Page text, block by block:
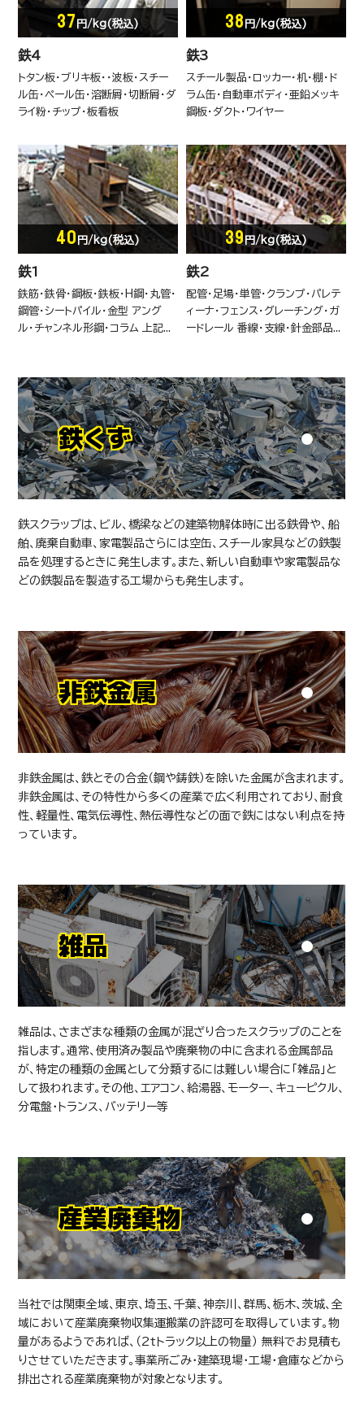
混合廃棄物A
37 円/kg(税込)
鉄4
トタン板・ブリキ板・・波板・スチー
ル缶・ペール缶・溶断屑・切断屑・ダ
ライ粉・チップ・板看板
38 円/kg(税込)
鉄3
スチール製品・ロッカー・机・棚・ド
ラム缶・自動車ボディ・亜鉛メッキ
鋼板・ダクト・ワイヤー
40 円/kg(税込)
鉄1
鉄筋・鉄骨・鋼板・鉄板・H鋼・丸管・
鋼管・シートパイル・金型 アング
ル・チャンネル形鋼・コラム 上記...
39円/kg(税込)
鉄2
配管・足場・単管・クランプ・パレテ
ィーナ・フェンス・グレーチング・ガ
ードレール 番線・支線・針金部品...
鉄くず
鉄スクラップは、ビル、橋梁などの建築物解体時に出る鉄骨や、船
舶、廃棄自動車、家電製品さらには空缶、スチール家具などの鉄製
品を処理するときに発生します。また、新しい自動車や家電製品な
どの鉄製品を製造する工場からも発生します。
非鉄金属
非鉄金属は、鉄とその合金（鋼や鋳鉄）を除いた金属が含まれます。
非鉄金属は、その特性から多くの産業で広く利用されており、耐食
性、軽量性、電気伝導性、熱伝導性などの面で鉄にはない利点を持
っています。
雑品
雑品は、さまざまな種類の金属が混ざり合ったスクラップのことを
指します。通常、使用済み製品や廃棄物の中に含まれる金属部品
が、特定の種類の金属として分類するには難しい場合に「雑品」と
して扱われます。その他、エアコン、給湯器、モーター、キューピクル、
分電盤・トランス、バッテリー等
産業廃棄物
当社では関東全域、東京、埼玉、千葉、神奈川、群馬、栃木、茨城、全
域において産業廃棄物収集運搬業の許認可を取得しています。物
量があるようであれば、（2ｔトラック以上の物量） 無料でお見積も
りさせていただきます。事業所ごみ・建築現場・工場・倉庫などから
排出される産業廃棄物が対象となります。